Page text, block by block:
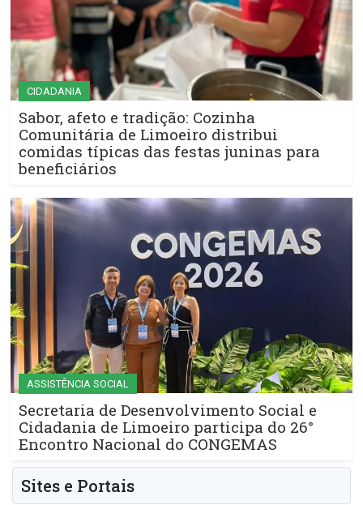
CIDADANIA
Sabor, afeto e tradição: Cozinha
Comunitária de Limoeiro distribui
comidas típicas das festas juninas para
beneficiários
ASSISTÊNCIA SOCIAL
Secretaria de Desenvolvimento Social e
Cidadania de Limoeiro participa do 26°
Encontro Nacional do CONGEMAS
Sites e Portais